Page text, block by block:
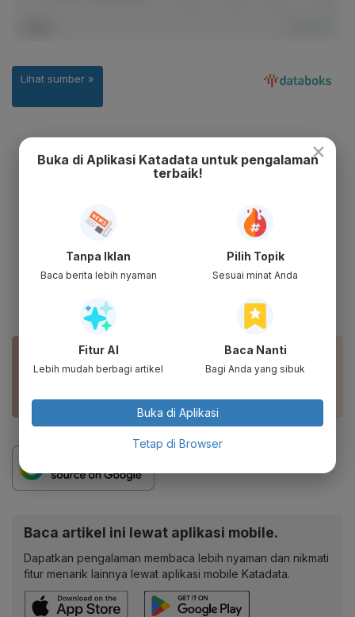
BACA JUGA
Tiket.com Dikabarkan Kaji Merger dengan Blibli
Baca artikel ini lewat aplikasi mobile.
Dapatkan pengalaman membaca lebih nyaman dan nikmati
fitur menarik lainnya lewat aplikasi mobile Katadata.
×
Buka di Aplikasi Katadata untuk pengalaman
terbaik!
Tanpa Iklan
Baca berita lebih nyaman
Pilih Topik
Sesuai minat Anda
Fitur AI
Lebih mudah berbagi artikel
Baca Nanti
Bagi Anda yang sibuk
Buka di Aplikasi
Tetap di Browser